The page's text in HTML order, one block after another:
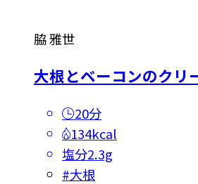
脇 雅世
大根とベーコンのクリ
20分
134kcal
塩分2.3g
#大根